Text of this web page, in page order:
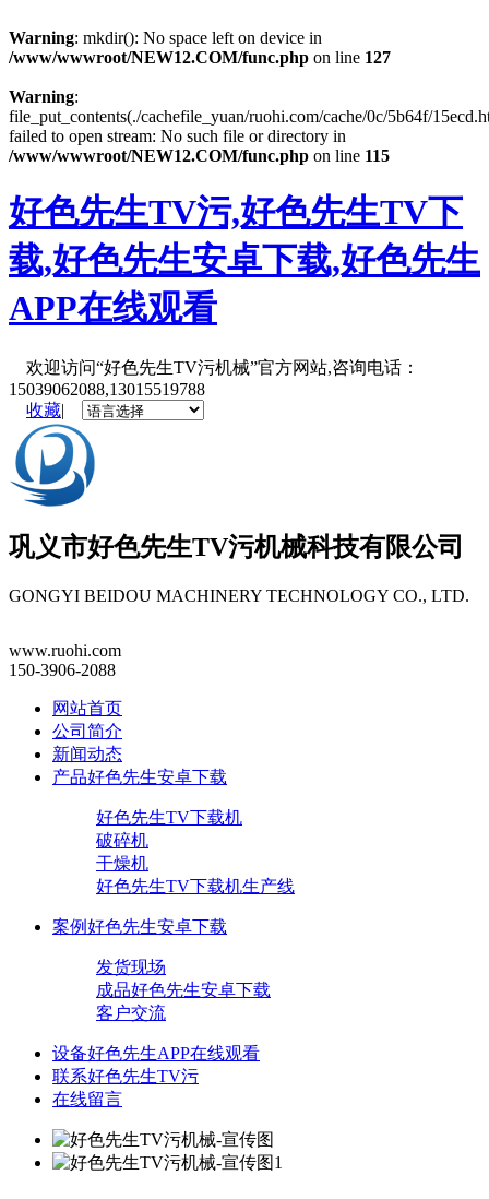
Warning: mkdir(): No space left on device in
/www/wwwroot/NEW12.COM/func.php on line 127
Warning:
file_put_contents(./cachefile_yuan/ruohi.com/cache/0c/5b64f/
failed to open stream: No such file or directory in
/www/wwwroot/NEW12.COM/func.php on line 115
好色先生TV污,好色先生TV下
载,好色先生安卓下载,好色先生
APP在线观看
欢迎访问“好色先生TV污机械”官方网站,咨询电话：
15039062088,13015519788
收藏|
巩义市好色先生TV污机械科技有限公司
GONGYI BEIDOU MACHINERY TECHNOLOGY CO., LTD.
www.ruohi.com
150-3906-2088
网站首页
公司简介
新闻动态
产品好色先生安卓下载
好色先生TV下载机
破碎机
干燥机
好色先生TV下载机生产线
案例好色先生安卓下载
发货现场
成品好色先生安卓下载
客户交流
设备好色先生APP在线观看
联系好色先生TV污
在线留言